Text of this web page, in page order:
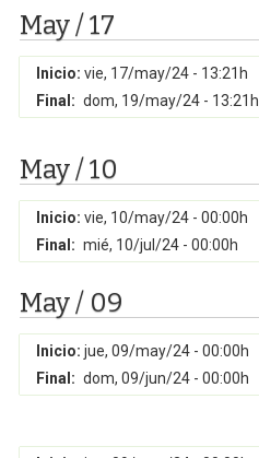
May / 17
Inicio: vie, 17/may/24 - 13:21h
Final: dom, 19/may/24 - 13:21h
May / 10
Inicio: vie, 10/may/24 - 00:00h
Final: mié, 10/jul/24 - 00:00h
May / 09
Inicio: jue, 09/may/24 - 00:00h
Final: dom, 09/jun/24 - 00:00h